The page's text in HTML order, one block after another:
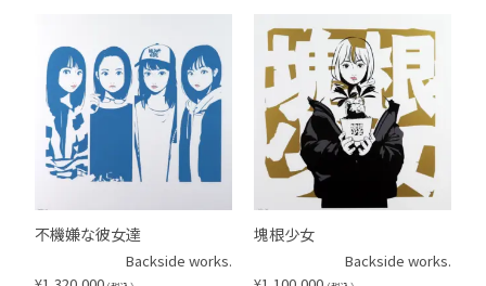
不機嫌な彼女達
Backside works.
塊根少女
Backside works.